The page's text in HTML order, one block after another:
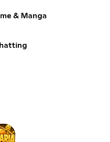
& Manga